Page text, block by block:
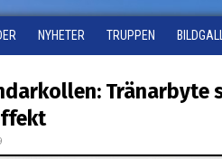
NYHETER TRUPPEN
Tränarbyte